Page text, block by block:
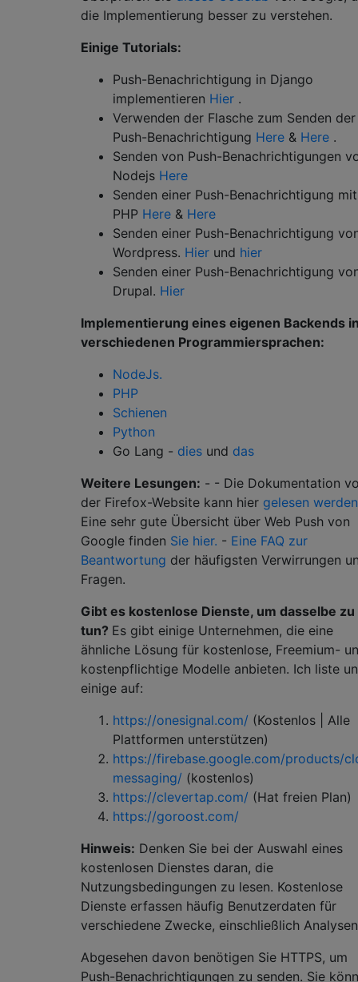
die Implementierung besser zu verstehen.
Einige Tutorials:
Push-Benachrichtigung in Django
implementieren Hier .
Verwenden der Flasche zum Senden der
Push-Benachrichtigung Here & Here .
Senden von Push-Benachrichtigungen
Nodejs Here
Senden einer Push-Benachrichtigung mit
PHP Here & Here
Senden einer Push-Benachrichtigung
Wordpress. Hier und hier
Senden einer Push-Benachrichtigung
Drupal. Hier
Implementierung eines eigenen Backends
verschiedenen Programmiersprachen:
NodeJs.
PHP
Schienen
Python
Go Lang - dies und das
Weitere Lesungen: - - Die Dokumentation
der Firefox-Website kann hier gelesen werden
Eine sehr gute Übersicht über Web Push von
Google finden Sie hier. - Eine FAQ zur
Beantwortung der häufigsten Verwirrungen
Fragen.
Gibt es kostenlose Dienste, um dasselbe zu
tun? Es gibt einige Unternehmen, die eine
ähnliche Lösung für kostenlose, Freemium-
kostenpflichtige Modelle anbieten. Ich liste
einige auf:
https://onesignal.com/ (Kostenlos | Alle
Plattformen unterstützen)
https://firebase.google.com/products/
messaging/ (kostenlos)
https://clevertap.com/ (Hat freien Plan)
https://goroost.com/
Hinweis: Denken Sie bei der Auswahl eines
kostenlosen Dienstes daran, die
Nutzungsbedingungen zu lesen. Kostenlose
Dienste erfassen häufig Benutzerdaten für
verschiedene Zwecke, einschließlich
Abgesehen davon benötigen Sie HTTPS, um
Push-Benachrichtigungen zu senden. Sie